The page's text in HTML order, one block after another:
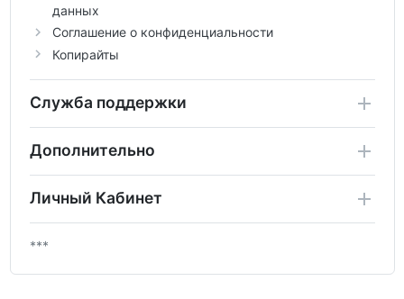
данных
Соглашение о конфиденциальности
Копирайты
Служба поддержки
Дополнительно
Личный Кабинет
***